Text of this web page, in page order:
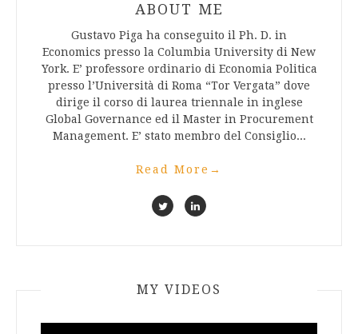
ABOUT ME
Gustavo Piga ha conseguito il Ph. D. in
Economics presso la Columbia University di New
York. E’ professore ordinario di Economia Politica
presso l’Università di Roma “Tor Vergata” dove
dirige il corso di laurea triennale in inglese
Global Governance ed il Master in Procurement
Management. E’ stato membro del Consiglio...
Read More →
MY VIDEOS